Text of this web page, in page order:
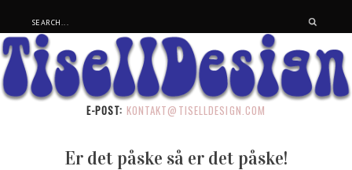
E-POST: KONTAKT@TISELLDESIGN.COM
Er det påske så er det påske!